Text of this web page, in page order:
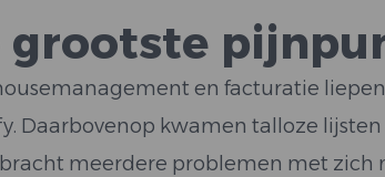
grootste
en facturatie
Daarbovenop kwamen talloze
meerdere problemen met zich